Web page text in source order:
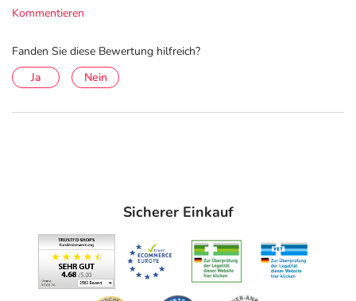
Homöopathisches Laboratorium Alexander Pflüger GmbH
Röntgenstr. 4
33378 Rheda-Wiedenbrück
elektronische Adresse: www.pflueger.de
Kommentieren
Fanden Sie diese Bewertung hilfreich?
Ja
Nein
Sicherer Einkauf